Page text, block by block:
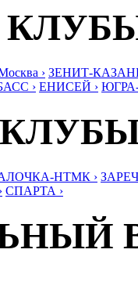
› ЗЕНИТ-
› ЕНИСЕЙ ›
НТМК ›
СПАРТА ›